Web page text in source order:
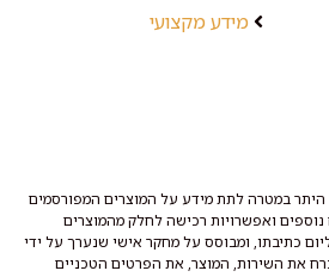
מידע מקצועי
היתר במטרה לתת מידע על המוצרים המפורסמים
ואפשרויות רכישה לחלק מהמוצרים
כתיבתו, ומבוסס על מחקר אישי שנערך על ידי
את השירות, המוצר, את הפרטים הטכניים